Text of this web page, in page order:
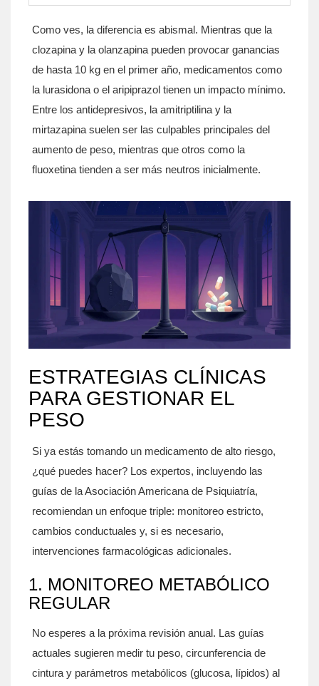
Como ves, la diferencia es abismal. Mientras que la
clozapina y la olanzapina pueden provocar ganancias
de hasta 10 kg en el primer año, medicamentos como
la lurasidona o el aripiprazol tienen un impacto mínimo.
Entre los antidepresivos, la amitriptilina y la
mirtazapina suelen ser las culpables principales del
aumento de peso, mientras que otros como la
fluoxetina tienden a ser más neutros inicialmente.
ESTRATEGIAS CLÍNICAS
PARA GESTIONAR EL
PESO
Si ya estás tomando un medicamento de alto riesgo,
¿qué puedes hacer? Los expertos, incluyendo las
guías de la Asociación Americana de Psiquiatría,
recomiendan un enfoque triple: monitoreo estricto,
cambios conductuales y, si es necesario,
intervenciones farmacológicas adicionales.
1. MONITOREO METABÓLICO
REGULAR
No esperes a la próxima revisión anual. Las guías
actuales sugieren medir tu peso, circunferencia de
cintura y parámetros metabólicos (glucosa, lípidos) al